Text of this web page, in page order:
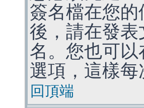
簽名檔在您
後，請在發
名。您也可
選項，這樣
回頂端